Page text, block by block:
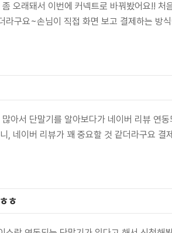
오래돼서 이번에 커넥트로 바꿔봤어요!!
구요~손님이 직접 화면 보고 결제하는 방
아서 단말기를 알아보다가 네이버 리뷰 연
, 네이버 리뷰가 꽤 중요할 것 같더라구요
ㅎ